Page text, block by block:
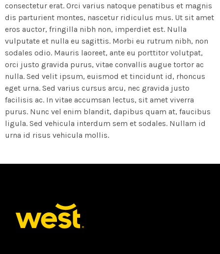
consectetur erat. Orci varius natoque penatibus et magnis
dis parturient montes, nascetur ridiculus mus. Ut sit amet
eros auctor, fringilla nibh non, imperdiet est. Nulla
vulputate et nulla eu sagittis. Morbi eu rutrum nibh, non
sodales odio. Mauris laoreet, ante eu porttitor volutpat,
orci justo gravida purus, vitae convallis augue tortor ac
nulla. Sed velit ipsum, euismod et tincidunt id, rhoncus
eget urna. Sed varius cursus arcu, nec gravida justo
facilisis ac. In vitae accumsan lectus, sit amet viverra
purus. Nunc vel enim blandit, dapibus quam at, faucibus
ligula. Sed vehicula interdum sem et sodales. Nullam id
urna id risus vehicula mollis.